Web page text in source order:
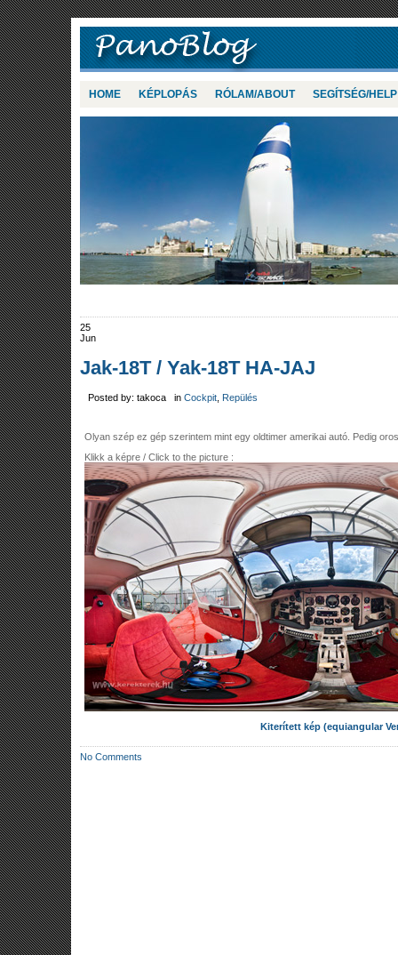
HOME KÉPLOPÁS RÓLAM/ABOUT SEGÍTSÉG/HELP
25
Jun
Jak-18T / Yak-18T HA-JAJ
Posted by: takoca in Cockpit, Repülés
Olyan szép ez gép szerintem mint egy oldtimer amerikai autó. Pedig
Klikk a képre / Click to the picture :
Kiterített kép (equiangular
No Comments